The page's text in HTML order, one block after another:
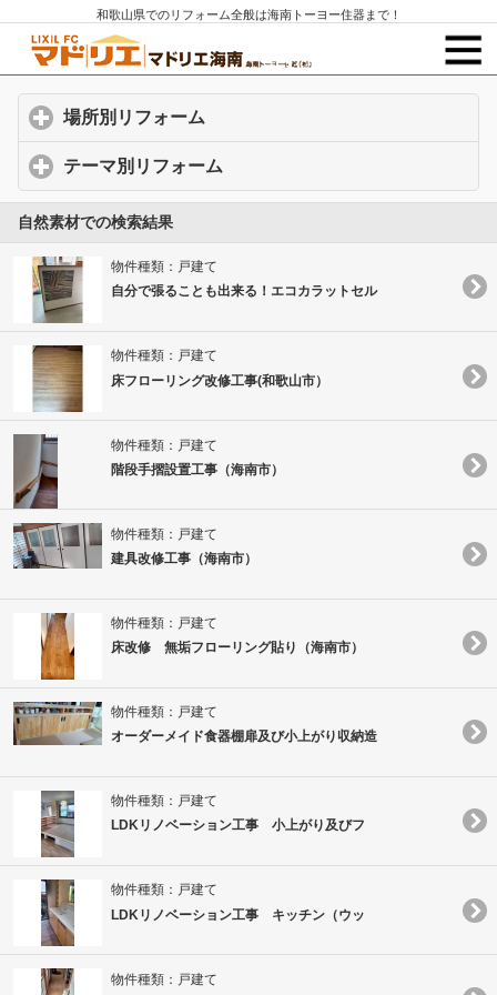
和歌山県でのリフォーム全般は海南トーヨー住器まで！
場所別リフォーム
テーマ別リフォーム
自然素材での検索結果
物件種類：戸建て
自分で張ることも出来る！エコカラットセル
物件種類：戸建て
床フローリング改修工事(和歌山市）
物件種類：戸建て
階段手摺設置工事（海南市）
物件種類：戸建て
建具改修工事（海南市）
物件種類：戸建て
床改修 無垢フローリング貼り（海南市）
物件種類：戸建て
オーダーメイド食器棚扉及び小上がり収納造
物件種類：戸建て
LDKリノベーション工事 小上がり及びフ
物件種類：戸建て
LDKリノベーション工事 キッチン（ウッ
物件種類：戸建て